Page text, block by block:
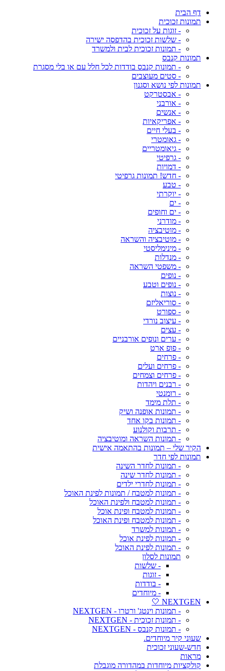
דף הבית
תמונות זכוכית
- זוגות על זכוכית
- שלשות זכוכית בהדפסה ישירה
- תמונות זכוכית לבית ולמשרד
תמונות קנבס
- תמונות קנבס בודדות לכל חלל עם או בלי מסגרת
- סטים מעוצבים
תמונות לפי נושא וסגנון
- אבסטרקט
- אורבני
- אנשים
- אפריקאיות
- בעלי חיים
- גאומטרי
- גיאומטריים
- גרפיטי
- דמויות
- חדש! תמונות גרפיטי
- טבע
- יוקרתי
- ים
- ים וחופים
- מודרני
- מוטיבציה
- מוטיבציה והשראה
- מינימליסטי
- מנדלות
- משפטי השראה
- נופים
- נופים וטבע
- נוצות
- סוריאליזם
- ספורט
- עיצוב נורדי
- עצים
- ערים ונופים אורבניים
- פופ ארט
- פרחים
- פרחים ועלים
- פרחים וצמחים
- רבנים ויהדות
- רומנטי
- תלת מימד
- תמונות אופנה ושיק
- תמונות בקו אחד
- תרבות וקולנוע
- תמונות השראה ומוטיבציה
הקיר שלי – תמונות בהתאמה אישית
תמונות לפי חדר
- תמונות לחדר השינה
- תמונות לחדר שינה
- תמונות לחדרי ילדים
- תמונות למטבח / תמונות לפינת האוכל
- תמונות למטבח ולפינת האוכל
- תמונות למטבח ופינת אוכל
- תמונות למטבח ופינת האוכל
- תמונות למשרד
- תמונות לפינת אוכל
- תמונות לפינת האוכל
תמונות לסלון
- שלשות
- זוגות
- בודדות
- מיוחדים
NEXTGEN 🤍
- תמונות וינטג' ורטרו - NEXTGEN
- תמונות זכוכית - NEXTGEN
- תמונות קנבס - NEXTGEN
שעוני קיר מיוחדים.
חדש-שעוני זכוכית
מראות
קולקציות מיוחדות במהדורה מוגבלת